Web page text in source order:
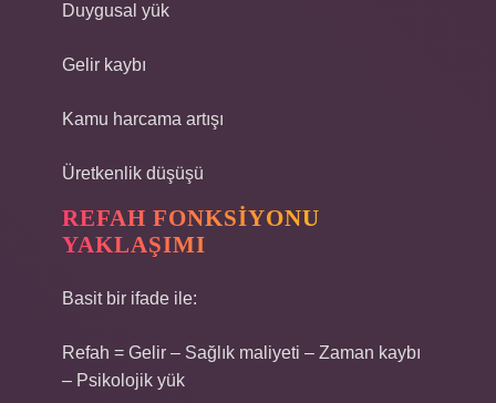
Duygusal yük
Gelir kaybı
Kamu harcama artışı
Üretkenlik düşüşü
REFAH FONKSIYONU
YAKLAŞIMI
Basit bir ifade ile:
Refah = Gelir – Sağlık maliyeti – Zaman kaybı
– Psikolojik yük